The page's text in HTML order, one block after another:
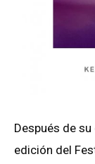
Después de
edición del